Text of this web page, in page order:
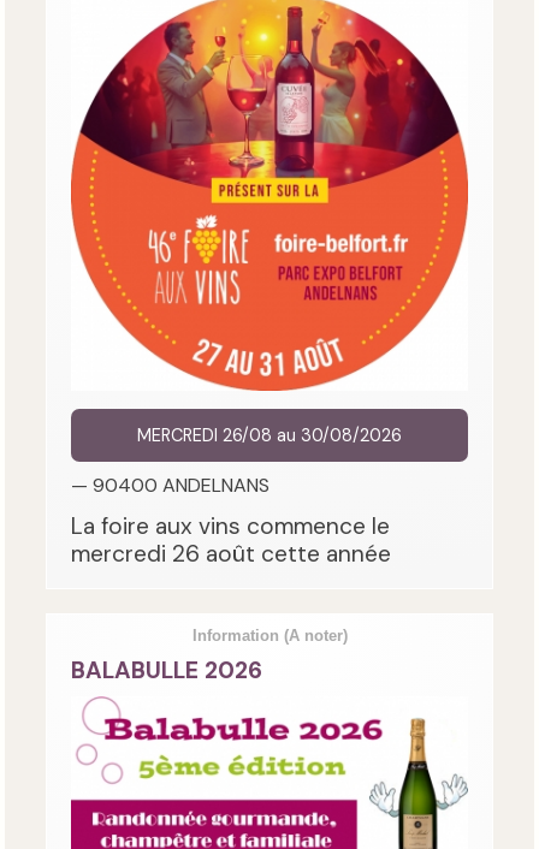
MERCREDI 26/08 au 30/08/2026
— 90400 ANDELNANS
La foire aux vins commence le
mercredi 26 août cette année
Information (A noter)
BALABULLE 2026